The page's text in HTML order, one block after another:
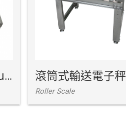
全電子式單層地磅(luho) 滾筒式輸送電子秤
Roller Scale